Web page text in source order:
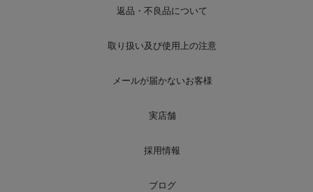
返品・不良品について
取り扱い及び使用上の注意
メールが届かないお客様
実店舗
採用情報
ブログ